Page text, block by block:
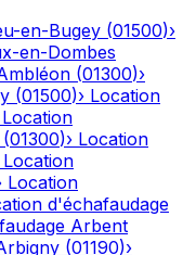
en-Bugey (01500)›
en-Dombes
(01300)›
(01500)› Location
Location
(01300)› Location
Location
Location
d'échafaudage
Arbent
(01190)›